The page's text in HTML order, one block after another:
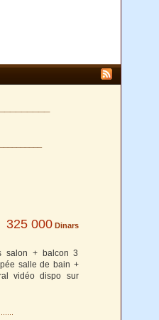
325 000 Dinars
salon + balcon 3
salle de bain +
vidéo dispo sur